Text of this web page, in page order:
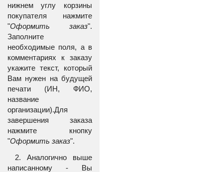
нижнем углу корзины
покупателя нажмите
"Оформить заказ".
Заполните
необходимые поля, а в
комментариях к заказу
укажите текст, который
Вам нужен на будущей
печати (ИН, ФИО,
название
организации).Для
завершения заказа
нажмите кнопку
"Оформить заказ".
2. Аналогично выше
написанному - Вы